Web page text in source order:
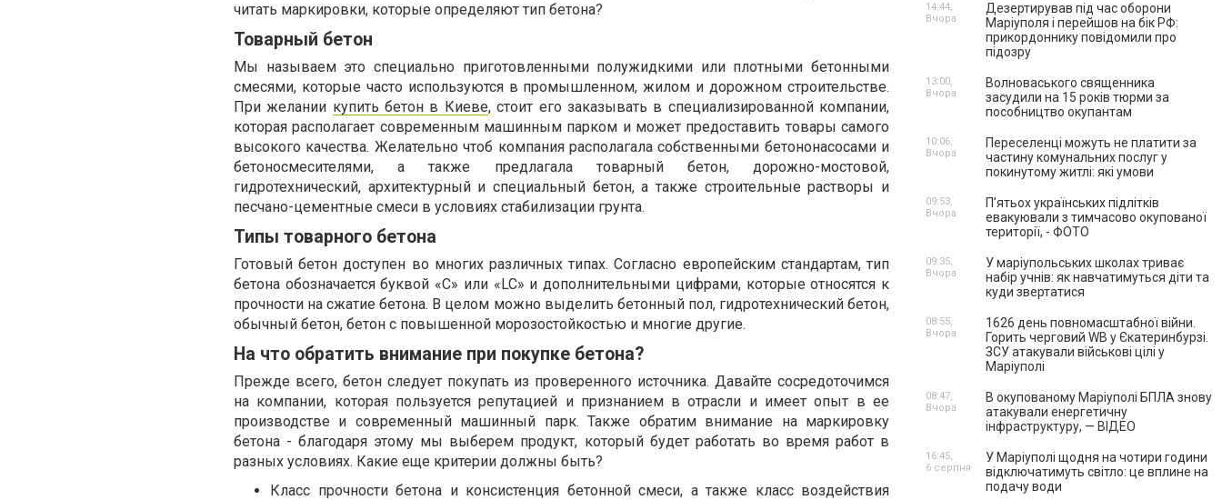
читать маркировки, которые определяют тип бетона?
Товарный бетон
Мы называем это специально приготовленными полужидкими или плотными бетонными
смесями, которые часто используются в промышленном, жилом и дорожном строительстве.
При желании купить бетон в Киеве, стоит его заказывать в специализированной компании,
которая располагает современным машинным парком и может предоставить товары самого
высокого качества. Желательно чтоб компания располагала собственными бетононасосами и
бетоносмесителями, а также предлагала товарный бетон, дорожно-мостовой,
гидротехнический, архитектурный и специальный бетон, а также строительные растворы и
песчано-цементные смеси в условиях стабилизации грунта.
Типы товарного бетона
Готовый бетон доступен во многих различных типах. Согласно европейским стандартам, тип
бетона обозначается буквой «C» или «LC» и дополнительными цифрами, которые относятся к
прочности на сжатие бетона. В целом можно выделить бетонный пол, гидротехнический бетон,
обычный бетон, бетон с повышенной морозостойкостью и многие другие.
На что обратить внимание при покупке бетона?
Прежде всего, бетон следует покупать из проверенного источника. Давайте сосредоточимся
на компании, которая пользуется репутацией и признанием в отрасли и имеет опыт в ее
производстве и современный машинный парк. Также обратим внимание на маркировку
бетона - благодаря этому мы выберем продукт, который будет работать во время работ в
разных условиях. Какие еще критерии должны быть?
Класс прочности бетона и консистенция бетонной смеси, а также класс воздействия
Дезертирував під час оборони
Маріуполя і перейшов на бік РФ:
прикордоннику повідомили про
підозру
14:44,
Вчора
Волноваського священника
засудили на 15 років тюрми за
пособництво окупантам
13:00,
Вчора
Переселенці можуть не платити за
частину комунальних послуг у
покинутому житлі: які умови
10:06,
Вчора
П’ятьох українських підлітків
евакуювали з тимчасово окупованої
території, - ФОТО
09:53,
Вчора
У маріупольських школах триває
набір учнів: як навчатимуться діти та
куди звертатися
09:35,
Вчора
1626 день повномасштабної війни.
Горить черговий WB у Єкатеринбурзі.
ЗСУ атакували військові цілі у
Маріуполі
08:55,
Вчора
В окупованому Маріуполі БПЛА знову
атакували енергетичну
інфраструктуру, — ВІДЕО
08:47,
Вчора
У Маріуполі щодня на чотири години
відключатимуть світло: це вплине на
подачу води
16:45,
6 серпня